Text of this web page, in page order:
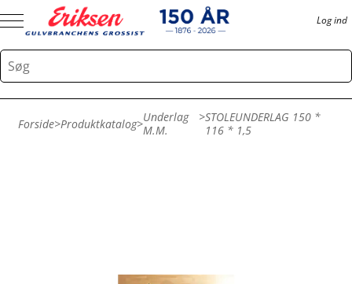
Log ind
Forside>Produktkatalog>Underlag
M.m.
>STOLEUNDERLAG 150 *
116 * 1,5